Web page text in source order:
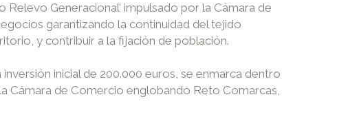
Generacional’ impulsado por la Cámara de
garantizando la continuidad del tejido
y contribuir a la fijación de población.
inicial de 200.000 euros, se enmarca dentro
Cámara de Comercio englobando Reto Comarcas,